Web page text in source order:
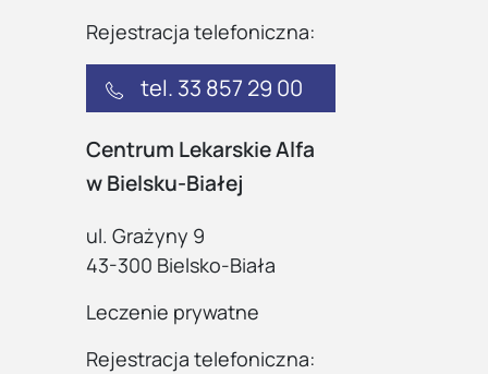
Rejestracja telefoniczna:
tel. 33 857 29 00
Centrum Lekarskie Alfa
w Bielsku-Białej
ul. Grażyny 9
43-300 Bielsko-Biała
Leczenie prywatne
Rejestracja telefoniczna: